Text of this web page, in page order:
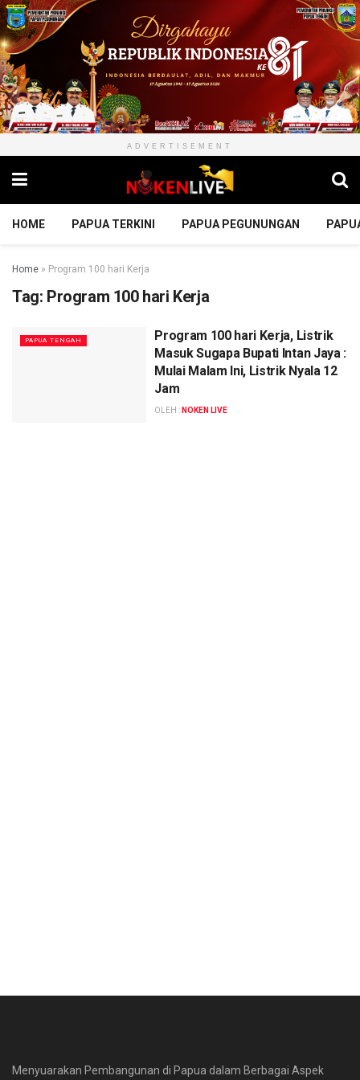
ADVERTISEMENT
HOME PAPUA TERKINI PAPUA PEGUNUNGAN
Home » Program 100 hari Kerja
Tag: Program 100 hari Kerja
PAPUA TENGAH
Program 100 hari Kerja, Listrik
Masuk Sugapa Bupati Intan Jaya :
Mulai Malam Ini, Listrik Nyala 12
Jam
OLEH : NOKEN LIVE
Menyuarakan Pembangunan di Papua dalam Berbagai Aspek